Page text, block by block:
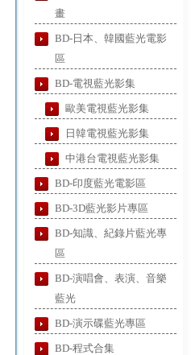
畫
BD-日本、韓國藍光電影
區
BD-電視藍光影集
歐美電視藍光影集
日韓電視藍光影集
中港台電視藍光影集
BD-印度藍光電影區
BD-3D藍光影片專區
BD-知識、紀錄片藍光專
區
BD-演唱會、表演、音樂
藍光
BD-演示碟藍光專區
BD-程式合集